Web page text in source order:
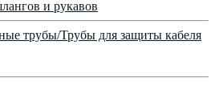
и рукавов
трубы/Трубы для защиты кабеля